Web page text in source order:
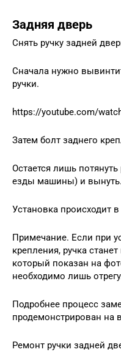
Задняя дверь
Снять ручку задней
Сначала нужно
ручки.
https://youtube.com/
Затем болт заднего
Остается лишь
езды машины) и вынуть.
Установка происходит
Примечание. Если при
крепления, ручка
который показан на
необходимо лишь
Подробнее процесс
продемонстрирован на
Ремонт ручки задней